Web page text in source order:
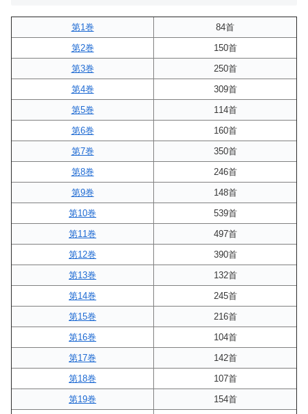
第1巻
84首
第2巻
150首
第3巻
250首
第4巻
309首
第5巻
114首
第6巻
160首
第7巻
350首
第8巻
246首
第9巻
148首
第10巻
539首
第11巻
497首
第12巻
390首
第13巻
132首
第14巻
245首
第15巻
216首
第16巻
104首
第17巻
142首
第18巻
107首
第19巻
154首